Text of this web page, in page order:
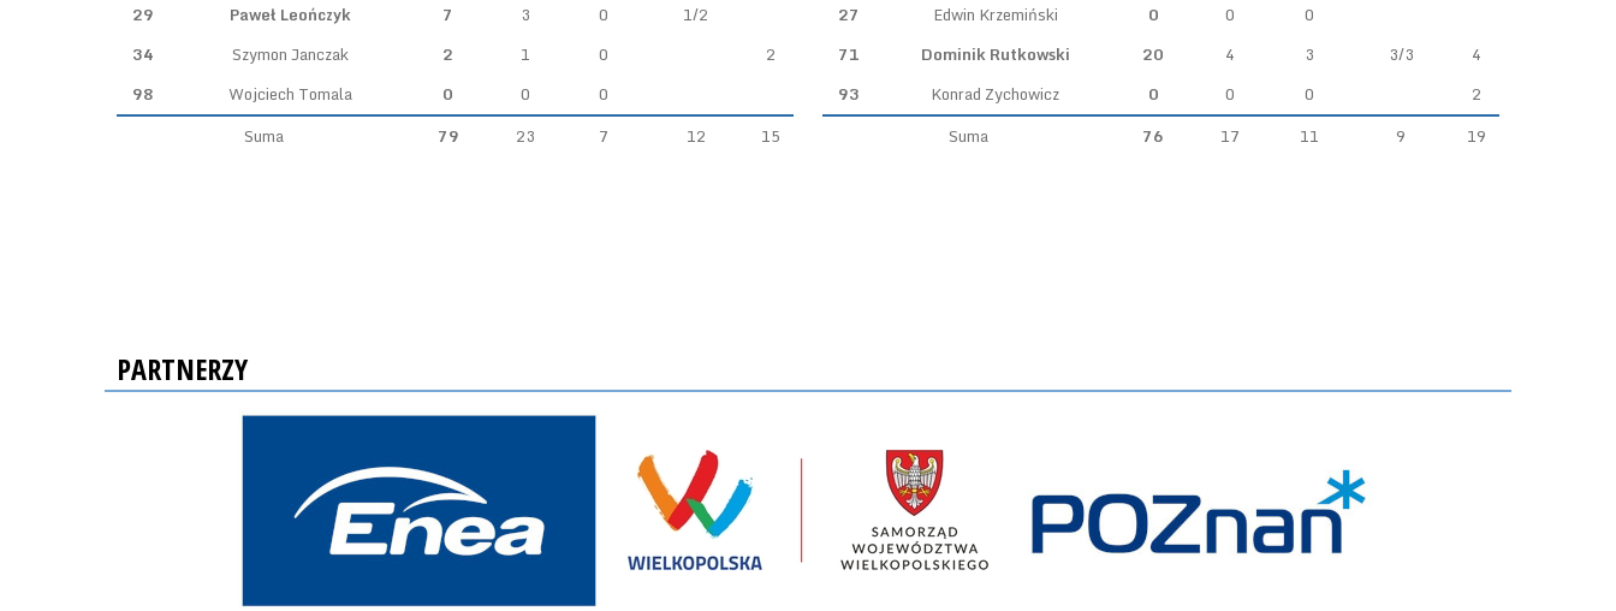
29
Paweł Leończyk 7 3 0
1/2
34
Szymon Janczak 2 1 0
2
98
Wojciech Tomala 0 0
0
Suma
79 23 7 12 15
27
Edwin Krzemiński 0 0
0
71
Dominik Rutkowski 20 4 3 3/3
4
93
Konrad Zychowicz 0 0 0
2
Suma
76 17 11 9 19
PARTNERZY